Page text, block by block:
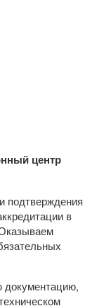
центр
подтверждения
в
документацию,